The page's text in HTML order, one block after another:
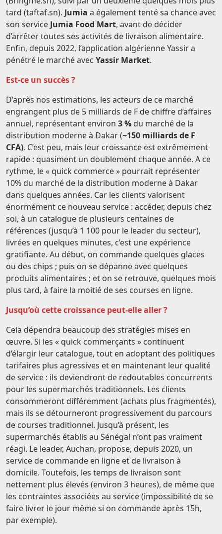
tard (taftaf.sn). Jumia a également tenté sa chance avec
son service Jumia Food Mart, avant de décider
d’arrêter toutes ses activités de livraison alimentaire.
Enfin, depuis 2022, l’application algérienne Yassir a
pénétré le marché avec Yassir Market.
Est-ce un succès ?
D’après nos estimations, les acteurs de ce marché
engrangent plus de 5 milliards de F de chiffre d’affaires
annuel, représentant environ 3 % du marché de la
distribution moderne à Dakar (~150 milliards de F
CFA). C’est peu, mais leur croissance est extrêmement
rapide : quasiment un doublement chaque année. A ce
rythme, le « quick commerce » pourrait représenter
10% du marché de la distribution moderne à Dakar
dans quelques années. Car les clients valorisent
énormément ce nouveau service : accéder, depuis chez
soi, à un catalogue de plusieurs centaines de
références (jusqu’à 1 100 pour le leader du secteur),
livrées en quelques minutes, c’est une expérience
gratifiante. Au début, on commande quelques glaces
ou des chips ; puis on se dépanne avec quelques
produits alimentaires ; et on se retrouve, quelques mois
plus tard, à faire la moitié de ses courses en ligne.
Jusqu’où cette croissance peut-elle aller ?
Cela dépendra beaucoup des stratégies mises en
œuvre. Si les « quick commerçants » continuent
d’élargir leur catalogue, tout en adoptant des politiques
tarifaires plus agressives et en maintenant leur qualité
de service : ils deviendront de redoutables concurrents
pour les supermarchés traditionnels. Les clients
consommeront différemment (achats plus fragmentés),
mais ils se détourneront progressivement du parcours
de courses traditionnel. Jusqu’à présent, les
supermarchés établis au Sénégal n’ont pas vraiment
réagi. Le leader, Auchan, propose, depuis 2020, un
service de commande en ligne et de livraison à
domicile. Toutefois, les temps de livraison sont
nettement plus élevés (environ 3 heures), de même que
les contraintes associées au service (impossibilité de se
faire livrer le jour même si on commande après 15h,
par exemple).